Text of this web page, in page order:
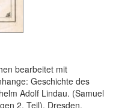
bearbeitet mit
Geschichte des
Adolf Lindau. (Samuel
2. Teil). Dresden,